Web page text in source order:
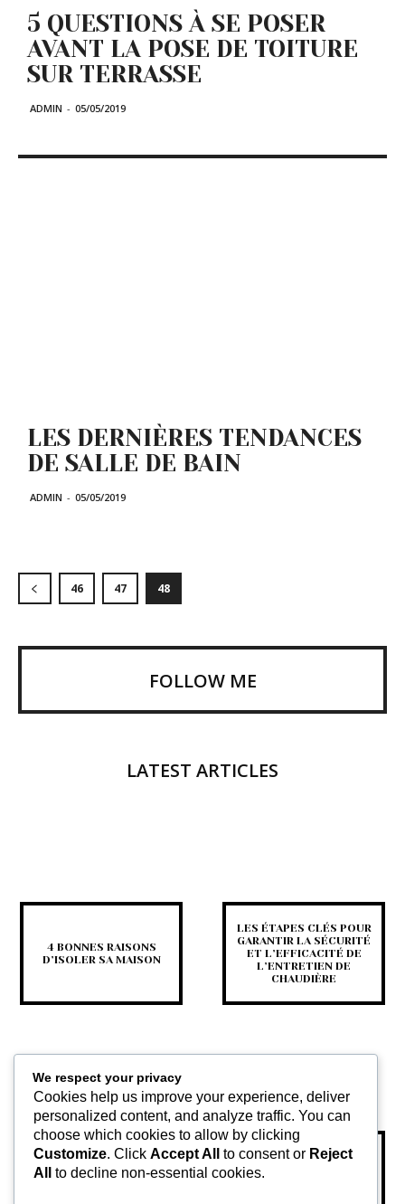
5 QUESTIONS À SE POSER
AVANT LA POSE DE TOITURE
SUR TERRASSE
ADMIN - 05/05/2019
LES DERNIÈRES TENDANCES
DE SALLE DE BAIN
ADMIN - 05/05/2019
46 47 48
FOLLOW ME
LATEST ARTICLES
4 BONNES RAISONS
D’ISOLER SA MAISON
LES ÉTAPES CLÉS POUR
GARANTIR LA SÉCURITÉ
ET L’EFFICACITÉ DE
L’ENTRETIEN DE
CHAUDIÈRE
DÉTECTER UNE PANNE DE
CLIMATISATION : SIGNES
RÉNOVATION
ÉLECTRIQUE : QUELLES
We respect your privacy
Cookies help us improve your experience, deliver
personalized content, and analyze traffic. You can
choose which cookies to allow by clicking
Customize. Click Accept All to consent or Reject
All
to decline non-essential cookies.